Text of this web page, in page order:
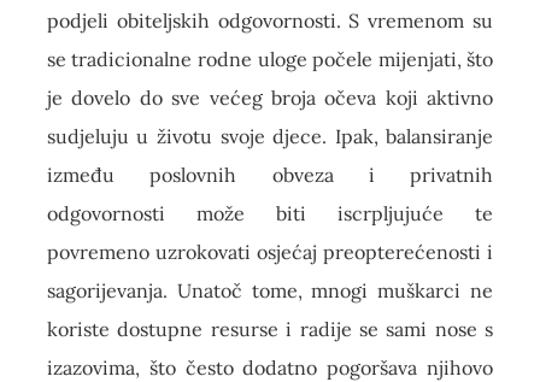
podjeli obiteljskih odgovornosti. S vremenom su
se tradicionalne rodne uloge počele mijenjati, što
je dovelo do sve većeg broja očeva koji aktivno
sudjeluju u životu svoje djece. Ipak, balansiranje
između poslovnih obveza i privatnih
odgovornosti može biti iscrpljujuće te
povremeno uzrokovati osjećaj preopterećenosti i
sagorijevanja. Unatoč tome, mnogi muškarci ne
koriste dostupne resurse i radije se sami nose s
izazovima, što često dodatno pogoršava njihovo